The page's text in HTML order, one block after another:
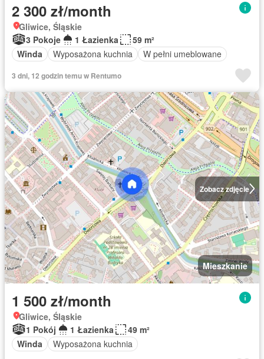
2 300 zł/month
Gliwice, Śląskie
3 Pokoje
1 Łazienka
59 m²
Winda
Wyposażona kuchnia W pełni umeblowane
3 dni, 12 godzin temu w Rentumo
Zobacz zdjęcie
Mieszkanie
1 500 zł/month
Gliwice, Śląskie
1 Pokój
1 Łazienka
49 m²
Winda
Wyposażona kuchnia